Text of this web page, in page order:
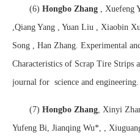
(6) Hongbo Zhang , Xuefeng
,Qiang Yang , Yuan Liu , Xiaobin
Song , Han Zhang. Experimental
Characteristics of Scrap Tire Strips
journal for science and engineering.
(7) Hongbo Zhang , Xinyi
Yufeng Bi, Jianqing Wu*, ,